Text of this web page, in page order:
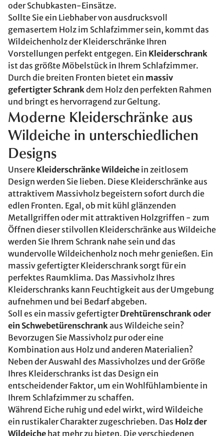
oder Schubkasten-Einsätze.
Sollte Sie ein Liebhaber von ausdrucksvoll
gemasertem Holz im Schlafzimmer sein, kommt das
Wildeichenholz der Kleiderschränke Ihren
Vorstellungen perfekt entgegen. Ein Kleiderschrank
ist das größte Möbelstück in Ihrem Schlafzimmer.
Durch die breiten Fronten bietet ein massiv
gefertigter Schrankdem Holz den perfekten Rahmen
und bringt es hervorragend zur Geltung.
Moderne Kleiderschränke aus
Wildeiche in unterschiedlichen
Designs
Unsere Kleiderschränke Wildeiche in zeitlosem
Design werden Sie lieben. Diese Kleiderschränke aus
attraktivem Massivholz begeistern sofort durch die
edlen Fronten. Egal, ob mit kühl glänzenden
Metallgriffen oder mit attraktiven Holzgriffen - zum
Öffnen dieser stilvollen Kleiderschränke aus Wildeiche
werden Sie Ihrem Schrank nahe sein und das
wundervolle Wildeichenholz noch mehr genießen. Ein
massiv gefertigter Kleiderschrank sorgt für ein
perfektes Raumklima. Das Massivholz Ihres
Kleiderschranks kann Feuchtigkeit aus der Umgebung
aufnehmen und bei Bedarf abgeben.
Soll es ein massiv gefertigterDrehtürenschrank oder
ein Schwebetürenschrankaus Wildeiche sein?
Bevorzugen Sie Massivholz pur oder eine
Kombination aus Holz und anderen Materialien?
Neben der Auswahl des Massivholzes und der Größe
Ihres Kleiderschranks ist das Design ein
entscheidender Faktor, um ein Wohlfühlambiente in
Ihrem Schlafzimmer zu schaffen.
Während Eiche ruhig und edel wirkt, wird Wildeiche
ein rustikaler Charakter zugeschrieben. Das Holz der
Wildeiche hat mehr zu bieten. Die verschiedenen